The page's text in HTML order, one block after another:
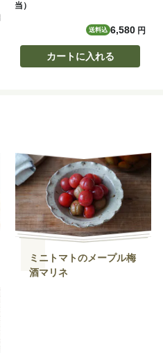
当）
送料込 6,580 円
カートに入れる
ミニトマトのメープル梅
酒マリネ